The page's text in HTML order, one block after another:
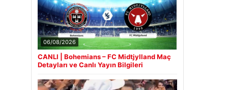
06/08/2026
CANLI | Bohemians – FC Midtjylland Maç
Detayları ve Canlı Yayın Bilgileri